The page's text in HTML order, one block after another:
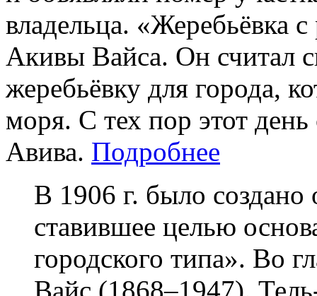
владельца. «Жеребьёвка
Акивы Вайса. Он считал
жеребьёвку для города,
моря. С тех пор этот
Авива. Подробнее
В 1906 г. было создано общество Ахуззат-Баит, ставившее целью основание «еврейского центра городского типа». Во главе общества стоял Акива А. Вайс (1868–1947). Тель-Авив, созданный в 1909 г. как зеленый пригород Яффы, назывался вначале по названию общества — Ахуззат-Баит. В 1910 г. было завершено строительство первых 60 жилых домов и гимназии «Герцлия» — первой гимназии в мире, в которой преподавание всех предметов велось на иврите. В том же году квартал был переименован в Тель-Авив («весенний курган») в соответствии с переводом на иврит Н. Соколовым названия книги Т. Герцля «Альтнойланд» (в русском переводе «Страна возрождения», 1902). Название Тель-Авив перекликается с названием города, упоминаемого в Библии (Иех. 3:15): так называлось еврейское поселение в Вавилонии. Тель-Авив времен основания делился на несколько кварталов: на востоке Нахалат-Биньямин и Мерказ Ба'алей-Мелаха, на севере — Хевра-Хадаша (ныне улица Алленби) и Геулла — первый квартал Тель-Авива, выходящий к морю. К 1914 г. площадь Тель-Авива превысила 100 га, а население — две тысячи человек; в городе было 112 одноэтажных и 70 двухэтажных домов (всего 1424 комнаты). 1-я мировая война прервала рост города. Иностранные подданные были высланы из страны, а оставшиеся жители подвергались преследованиям турецких властей. 28 марта 1917 г. почти все евреи Тель-Авива, как и евреи Яффы, были изгнаны из города. Многие поселились в сельской местности, некоторые выехали в Дамаск и в Египет. Немногие оставшиеся организовали Эмигрантский комитет, заботившийся об имуществе изгнанных. В ноябре 1917 г. английские войска заняли Тель-Авив—Яффу и вскоре изгнанные начали возвращаться. После 1919 г. многие репатрианты, прибывавшие с третьей алией, не найдя ни дома, ни работы, разбивали палатки на берегу моря и в других местах Тель-Авива. Из-за кровавых беспорядков, развязанных арабами в Яффе 1 мая 1921 г., многие евреи бежали оттуда в Тель-Авив, что увеличило число палаточных городков. В том же месяце Тель-Авив был временно отделен от Яффы; в 1922 г. к городу присоединили шесть кварталов Яффы, в том числе Неве-Цедек и Неве-Шалом. Население Тель-Авива достигло пятнадцати тысяч человек В 1921 г. был избран первый мэр города. Им стал М. Дизенгоф, представитель правых фракций (Ха-Гуш ха-эзрахи) в городском совете. В 1923 г. заместителем мэра был избран член руководства партии Ахдут ха-'авода Д. Блох-Блуменфельд. Вторым заместителем мэра в 1925 г. стал И. Роках (Ха-Гуш ха-эзрахи). В том же году М. Дизенгоф ушел в отставку из-за разногласий с представителями левых фракций по вопросам бюджета и образования. Обязанности мэра до следующих выборов исполнял Д. Блох-Блуменфельд. На выборах 1928 г. мэром вновь был избран М. Дизенгоф, остававшийся на этом посту до конца жизни. В 1924 г. началась четвертая алия, что привело к развитию мелкой промышленности в Тель-Авиве. В 1925 г. его население достигло тридцати четырех тысяч человек. Возникли театры «Хабима» и «Кумкум», опера, организатором и первым дирижером которой был М. Голинкин. Тель-Авив рос на юг и на север (на востоке и юго-востоке город был ограничен арабскими деревнями Сумейл, Саламе и другими, а также немецкой колонией Сарона). Развитие приостановил экономический кризис 1926–29 гг. Пятая алия вызвала новый расцвет города. В 1932 г. в Тель-Авиве состоялась первая Маккабиада. В 1934 г. неподалеку от реки Яркон была открыта Ярмарка Востока — специально оборудованный участок для проведения выставок и ярмарок. В 1936 г., в связи с нападениями арабов на еврейских репатриантов и блокированием ими грузовых поставок в Яффском порту, на севере города был открыт небольшой порт, предназначенный для приема лодок и других мелких судов, перевозивших грузы с судов, стоявших на якоре в открытом море (сейчас не действует). Был основан филармонический оркестр, заложен первый камень постоянного здания театра «Хабима». В архитектуре Тель-Авива в 1930-е гг. преобладал интернациональный стиль, который был местным вариантом модернистского направления в европейской архитектуре 1920–30-х гг.; ряд зданий построен с учетом концепций академии «Баухауз». В 1935 г. население города составляло сто двадцать тысяч человек, а к 1939 г. достигло ста шестидесяти тысяч человек, или 35,9% всего еврейского населения Эрец-Исраэль. Начавшаяся «нелегальная» иммиграция вызвала резкий конфликт с англичанами; первые суда («Тайгер хилл» и другие) бросали якорь вблизи берегов Тель-Авива. Тель-Авив — первый еврейский город в Эрец-Исраэль в новое время, то есть город, основанный евреями и с момента своего основания населенный почти исключительно евреями, — с конца 1920-х гг. стал общественно-политическим, экономическим и культурным центром ишува. Здесь находились центральные учреждения Хистадрута, политических партий, молодежных движений, штаб Хаганы, командование Эцела и Лехи, правления основных фирм и компаний, редакции